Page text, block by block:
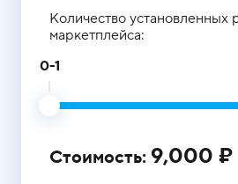
Количество установленных
маркетплейса:
0-1
Стоимость: 9,000 ₽